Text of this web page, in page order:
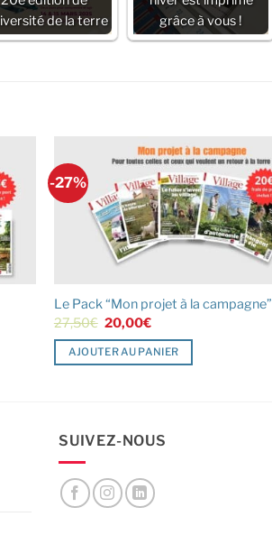
de la terre
grâce à vous !
-27%
Le Pack “Mon projet à la campagne”
27,50€ Le
prix
initial
était :
20,00€Le
actuel
est :
AJOUTER AU PANIER
SUIVEZ-NOUS